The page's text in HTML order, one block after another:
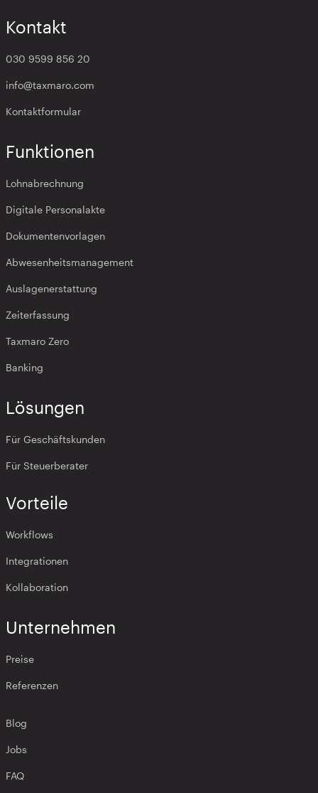
Kontakt
030 9599 856 20
info@taxmaro.com
Kontaktformular
Funktionen
Lohnabrechnung
Digitale Personalakte
Dokumentenvorlagen
Abwesenheitsmanagement
Auslagenerstattung
Zeiterfassung
Taxmaro Zero
Banking
Lösungen
Für Geschäftskunden
Für Steuerberater
Vorteile
Workflows
Integrationen
Kollaboration
Unternehmen
Preise
Referenzen
Blog
Jobs
FAQ